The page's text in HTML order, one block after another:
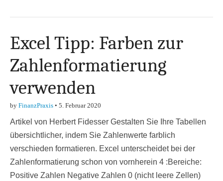
Excel Tipp: Farben zur
Zahlenformatierung
verwenden
by FinanzPraxis • 5. Februar 2020
Artikel von Herbert Fidesser Gestalten Sie Ihre Tabellen
übersichtlicher, indem Sie Zahlenwerte farblich
verschieden formatieren. Excel unterscheidet bei der
Zahlenformatierung schon von vornherein 4 :Bereiche:
Positive Zahlen Negative Zahlen 0 (nicht leere Zellen)